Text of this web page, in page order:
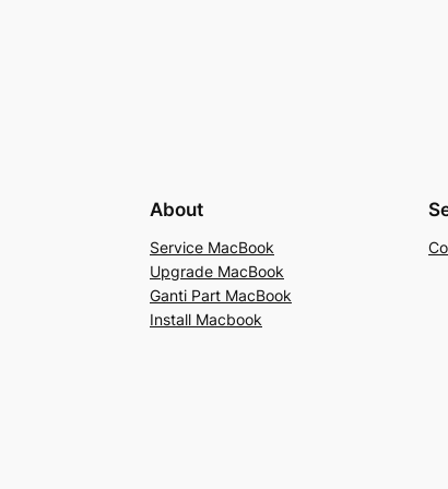
About
Service MacBook
Upgrade MacBook
Ganti Part MacBook
Install Macbook